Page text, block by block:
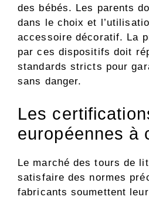
des bébés. Les parents
dans le choix et
accessoire décoratif. La
par ces dispositifs doit
standards stricts pour
sans danger.
Les
européennes à
Le marché des tours de
satisfaire des normes
fabricants soumettent